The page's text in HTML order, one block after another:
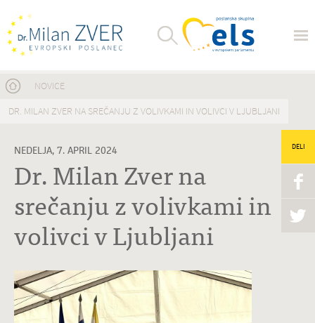
Nahajate se tukaj
NOVICE
DR. MILAN ZVER NA SREČANJU Z VOLIVKAMI IN VOLIVCI V LJUBLJANI
NEDELJA, 7. APRIL 2024
Dr. Milan Zver na
srečanju z volivkami in
volivci v Ljubljani
DELI